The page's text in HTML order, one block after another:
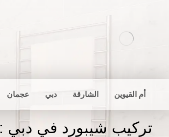
أم القيوين الشارقة دبي عجمان
تركيب شيبورد في دبي : 0556881465